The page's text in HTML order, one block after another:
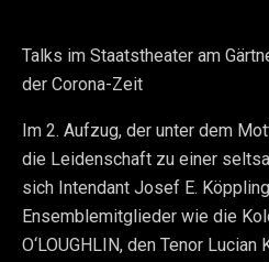
Talks im Staatstheater am
der Corona-Zeit
Im 2. Aufzug, der unter dem
die Leidenschaft zu einer
sich Intendant Josef E.
Ensemblemitglieder wie die
O‘LOUGHLIN, den Tenor Lucian